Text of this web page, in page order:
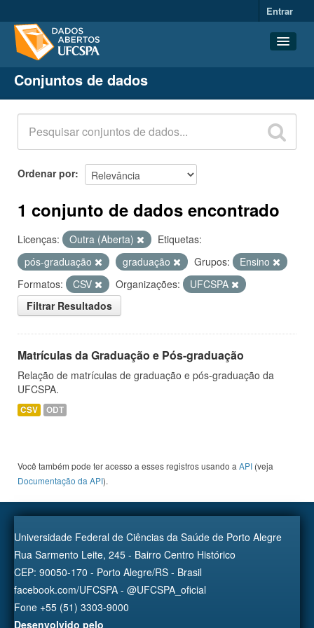
Entrar
Conjuntos de dados
Organizações
Grupos
Sobre
Conjuntos de dados
Ordenar por
1 conjunto de dados encontrado
Licenças: Outra (Aberta)
Etiquetas:
pós-graduação
graduação Grupos:
Ensino
Formatos:
CSV Organizações:
UFCSPA
Filtrar Resultados
Matrículas da Graduação e Pós-graduação
Relação de matrículas de graduação e pós-graduação da
UFCSPA.
CSV ODT
Você também pode ter acesso a esses registros usando a API (veja
Documentação da API).
Universidade Federal de Ciências da Saúde de Porto Alegre
Rua Sarmento Leite, 245 - Bairro Centro Histórico
CEP: 90050-170 - Porto Alegre/RS - Brasil
facebook.com/UFCSPA - @UFCSPA_oficial
Fone +55 (51) 3303-9000
Desenvolvido pelo